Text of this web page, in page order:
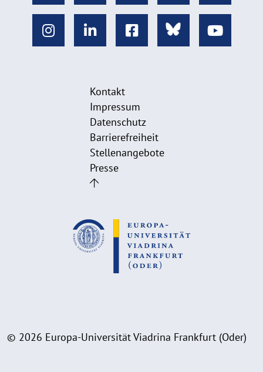
Kontakt
Impressum
Datenschutz
Barrierefreiheit
Stellenangebote
Presse
© 2026 Europa-Universität Viadrina Frankfurt (Oder)